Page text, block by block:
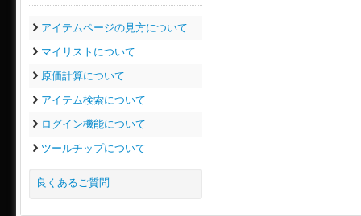
アイテムページの見方について
マイリストについて
原価計算について
アイテム検索について
ログイン機能について
ツールチップについて
良くあるご質問